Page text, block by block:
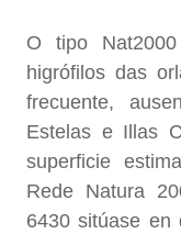
O tipo
higrófilos das
frecuente,
Estelas e Illas
superficie
Rede Natura
6430 sitúase en